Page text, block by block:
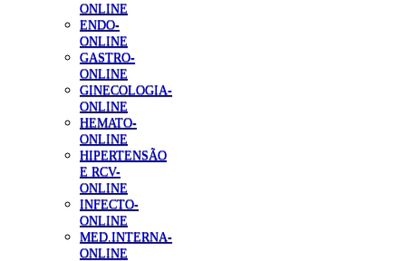
ONLINE
ENDO-
ONLINE
GASTRO-
ONLINE
GINECOLOGIA-
ONLINE
HEMATO-
ONLINE
HIPERTENSÃO
E RCV-
ONLINE
INFECTO-
ONLINE
MED.INTERNA-
ONLINE